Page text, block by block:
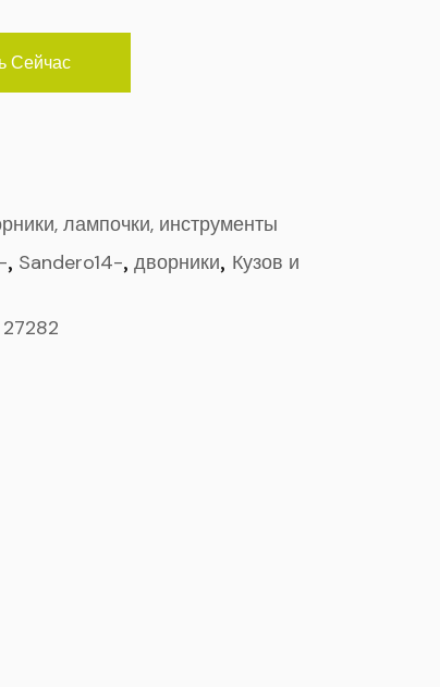
Сейчас
лампочки, инструменты
, Sandero14-,дворники, Кузов и
27282